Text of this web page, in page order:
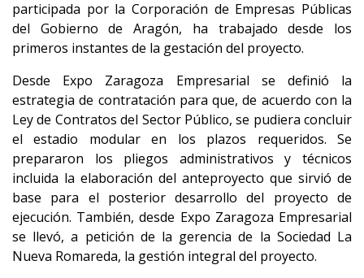
participada por la Corporación de Empresas Públicas
del Gobierno de Aragón, ha trabajado desde los
primeros instantes de la gestación del proyecto.
Desde Expo Zaragoza Empresarial se definió la
estrategia de contratación para que, de acuerdo con la
Ley de Contratos del Sector Público, se pudiera concluir
el estadio modular en los plazos requeridos. Se
prepararon los pliegos administrativos y técnicos
incluida la elaboración del anteproyecto que sirvió de
base para el posterior desarrollo del proyecto de
ejecución. También, desde Expo Zaragoza Empresarial
se llevó, a petición de la gerencia de la Sociedad La
Nueva Romareda, la gestión integral del proyecto.